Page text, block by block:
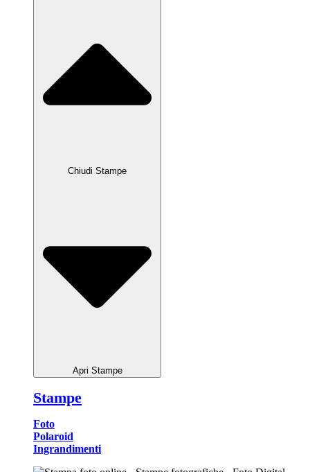
Chiudi Stampe
Apri Stampe
Stampe
Foto
Polaroid
Ingrandimenti